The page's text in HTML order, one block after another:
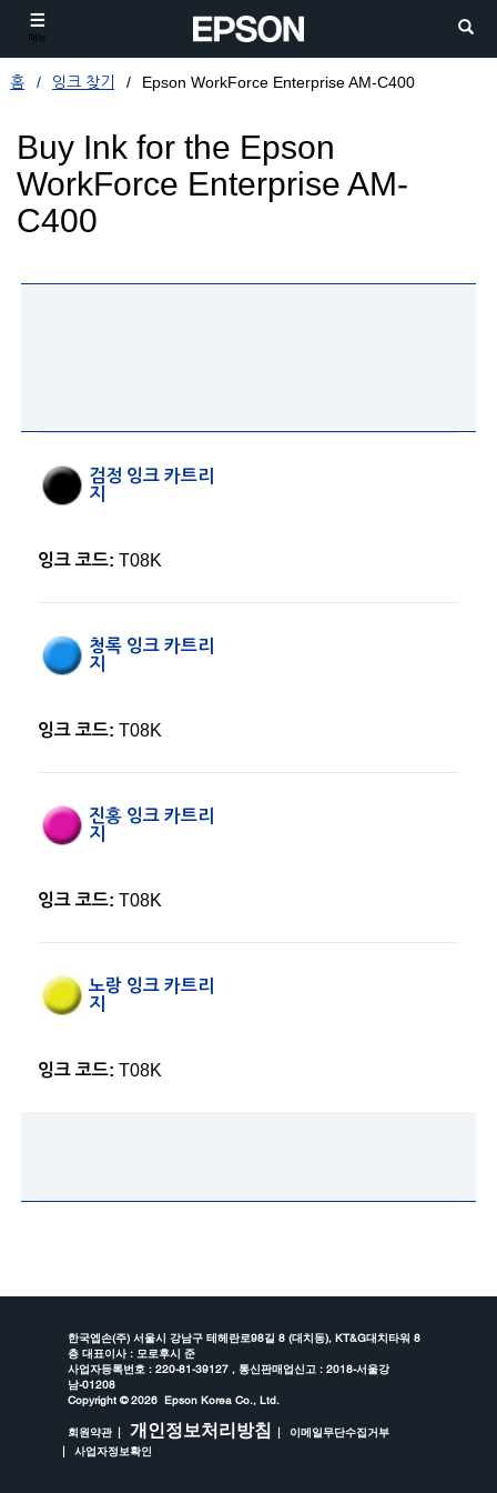
메뉴
홈 잉크 찾기 Epson WorkForce Enterprise AM-C400
Buy Ink for the Epson
WorkForce Enterprise AM-
C400
검정 잉크 카트리
지
잉크 코드: T08K
청록 잉크 카트리
지
잉크 코드: T08K
진홍 잉크 카트리
지
잉크 코드: T08K
노랑 잉크 카트리
지
잉크 코드: T08K
한국엡손(주) 서울시 강남구 테헤란로98길 8 (대치동), KT&G대치타워 8
층 대표이사 : 모로후시 준
사업자등록번호 : 220-81-39127 , 통신판매업신고 : 2018-서울강
남-01208
Copyright ©2026 Epson Korea Co., Ltd.
회원약관 개인정보처리방침
이메일무단수집거부
사업자정보확인